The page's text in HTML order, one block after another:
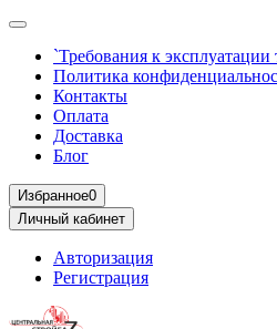
`Требования к
Политика
Контакты
Оплата
Доставка
Блог
Избранное0
Личный кабинет
Авторизация
Регистрация